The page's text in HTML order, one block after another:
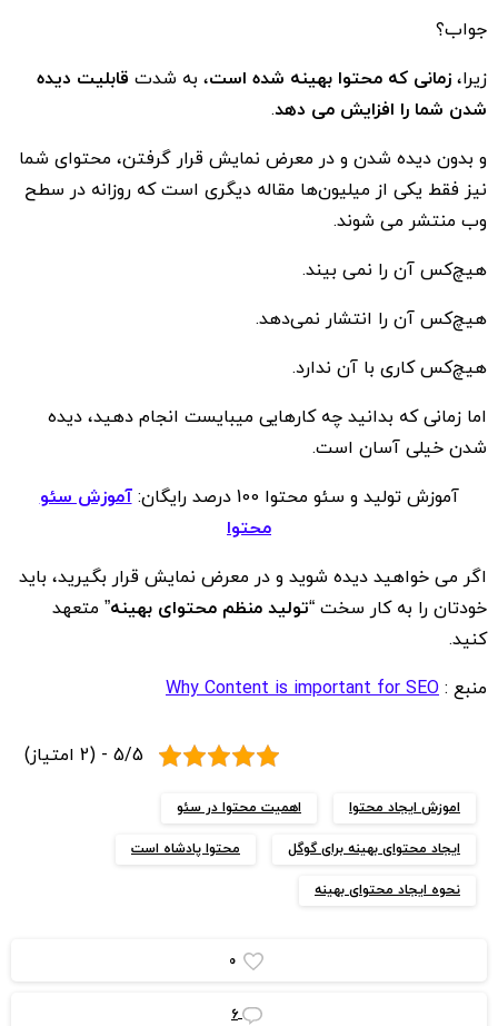
جواب؟
زیرا، زمانی که محتوا بهینه شده است، به شدت قابلیت دیده
شدن شما را افزایش می دهد.
و بدون دیده شدن و در معرض نمایش قرار گرفتن، محتوای شما
نیز فقط یکی از میلیون‌ها مقاله‌ دیگری است که روزانه در سطح
وب منتشر می شوند.
هیچ‌کس آن را نمی بیند.
هیچ‌کس آن را انتشار نمی‌دهد.
هیچ‌کس کاری با آن ندارد.
اما زمانی که بدانید چه کارهایی میبایست انجام دهید، دیده
شدن خیلی آسان است.
آموزش تولید و سئو محتوا 100 درصد رایگان:
آموزش سئو
محتوا
اگر می خواهید دیده شوید و در معرض نمایش قرار بگیرید، باید
خودتان را به کار سخت “تولید منظم محتوای بهینه” متعهد
کنید.
منبع : Why Content is important for SEO
5/5 - (2 امتیاز)
اموزش ایجاد محتوا اهمیت محتوا در سئو
ایجاد محتوای بهینه برای گوگل محتوا پادشاه است
نحوه ایجاد محتوای بهینه
0
6